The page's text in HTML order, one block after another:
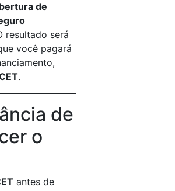
de
resultado será
você pagará
.
de
o
antes de